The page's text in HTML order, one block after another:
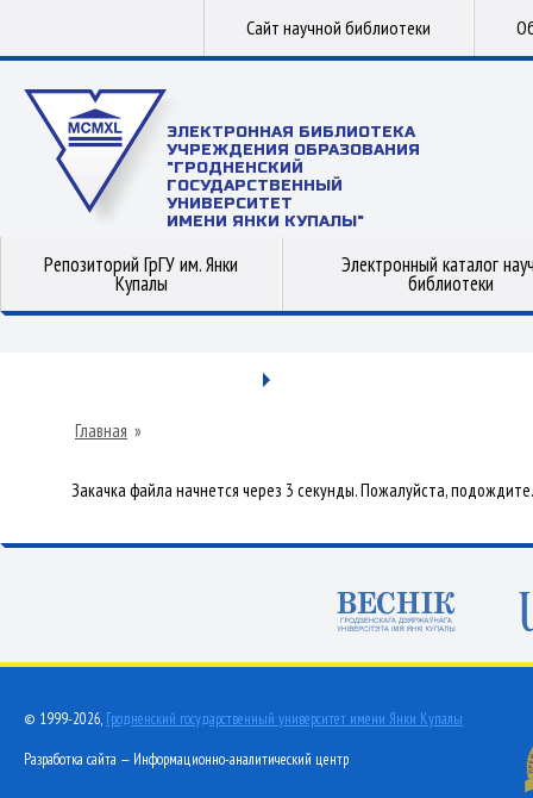
Сайт научной библиотеки
ЭЛЕКТРОННАЯ БИБЛИОТЕКА
УЧРЕЖДЕНИЯ ОБРАЗОВАНИЯ
"ГРОДНЕНСКИЙ
ГОСУДАРСТВЕННЫЙ
УНИВЕРСИТЕТ
ИМЕНИ ЯНКИ КУПАЛЫ"
Репозиторий ГрГУ им. Янки
Купалы
Электронный каталог
библиотеки
Главная »
Закачка файла начнется через 3 секунды. Пожалуйста, подождите.
© 1999-2026, Гродненский государственный университет имени Янки Купалы
Разработка сайта — Информационно-аналитический центр